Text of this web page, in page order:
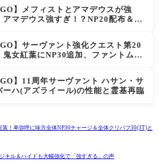
】メフィストとアマデウスが強
アマデウス強すぎ！？NP20配布＆Ar
】サーヴァント強化クエスト第20
鬼女紅葉にNP30追加、ファントムも
】11周年サーヴァント ハサン・サ
ーハ(アズライール)の性能と霊基再臨
！卑弥呼に味方全体NP30チャージ＆全体クリバフ30(3T)と
キル＆ハイドも大幅強化で「強すぎる」の声